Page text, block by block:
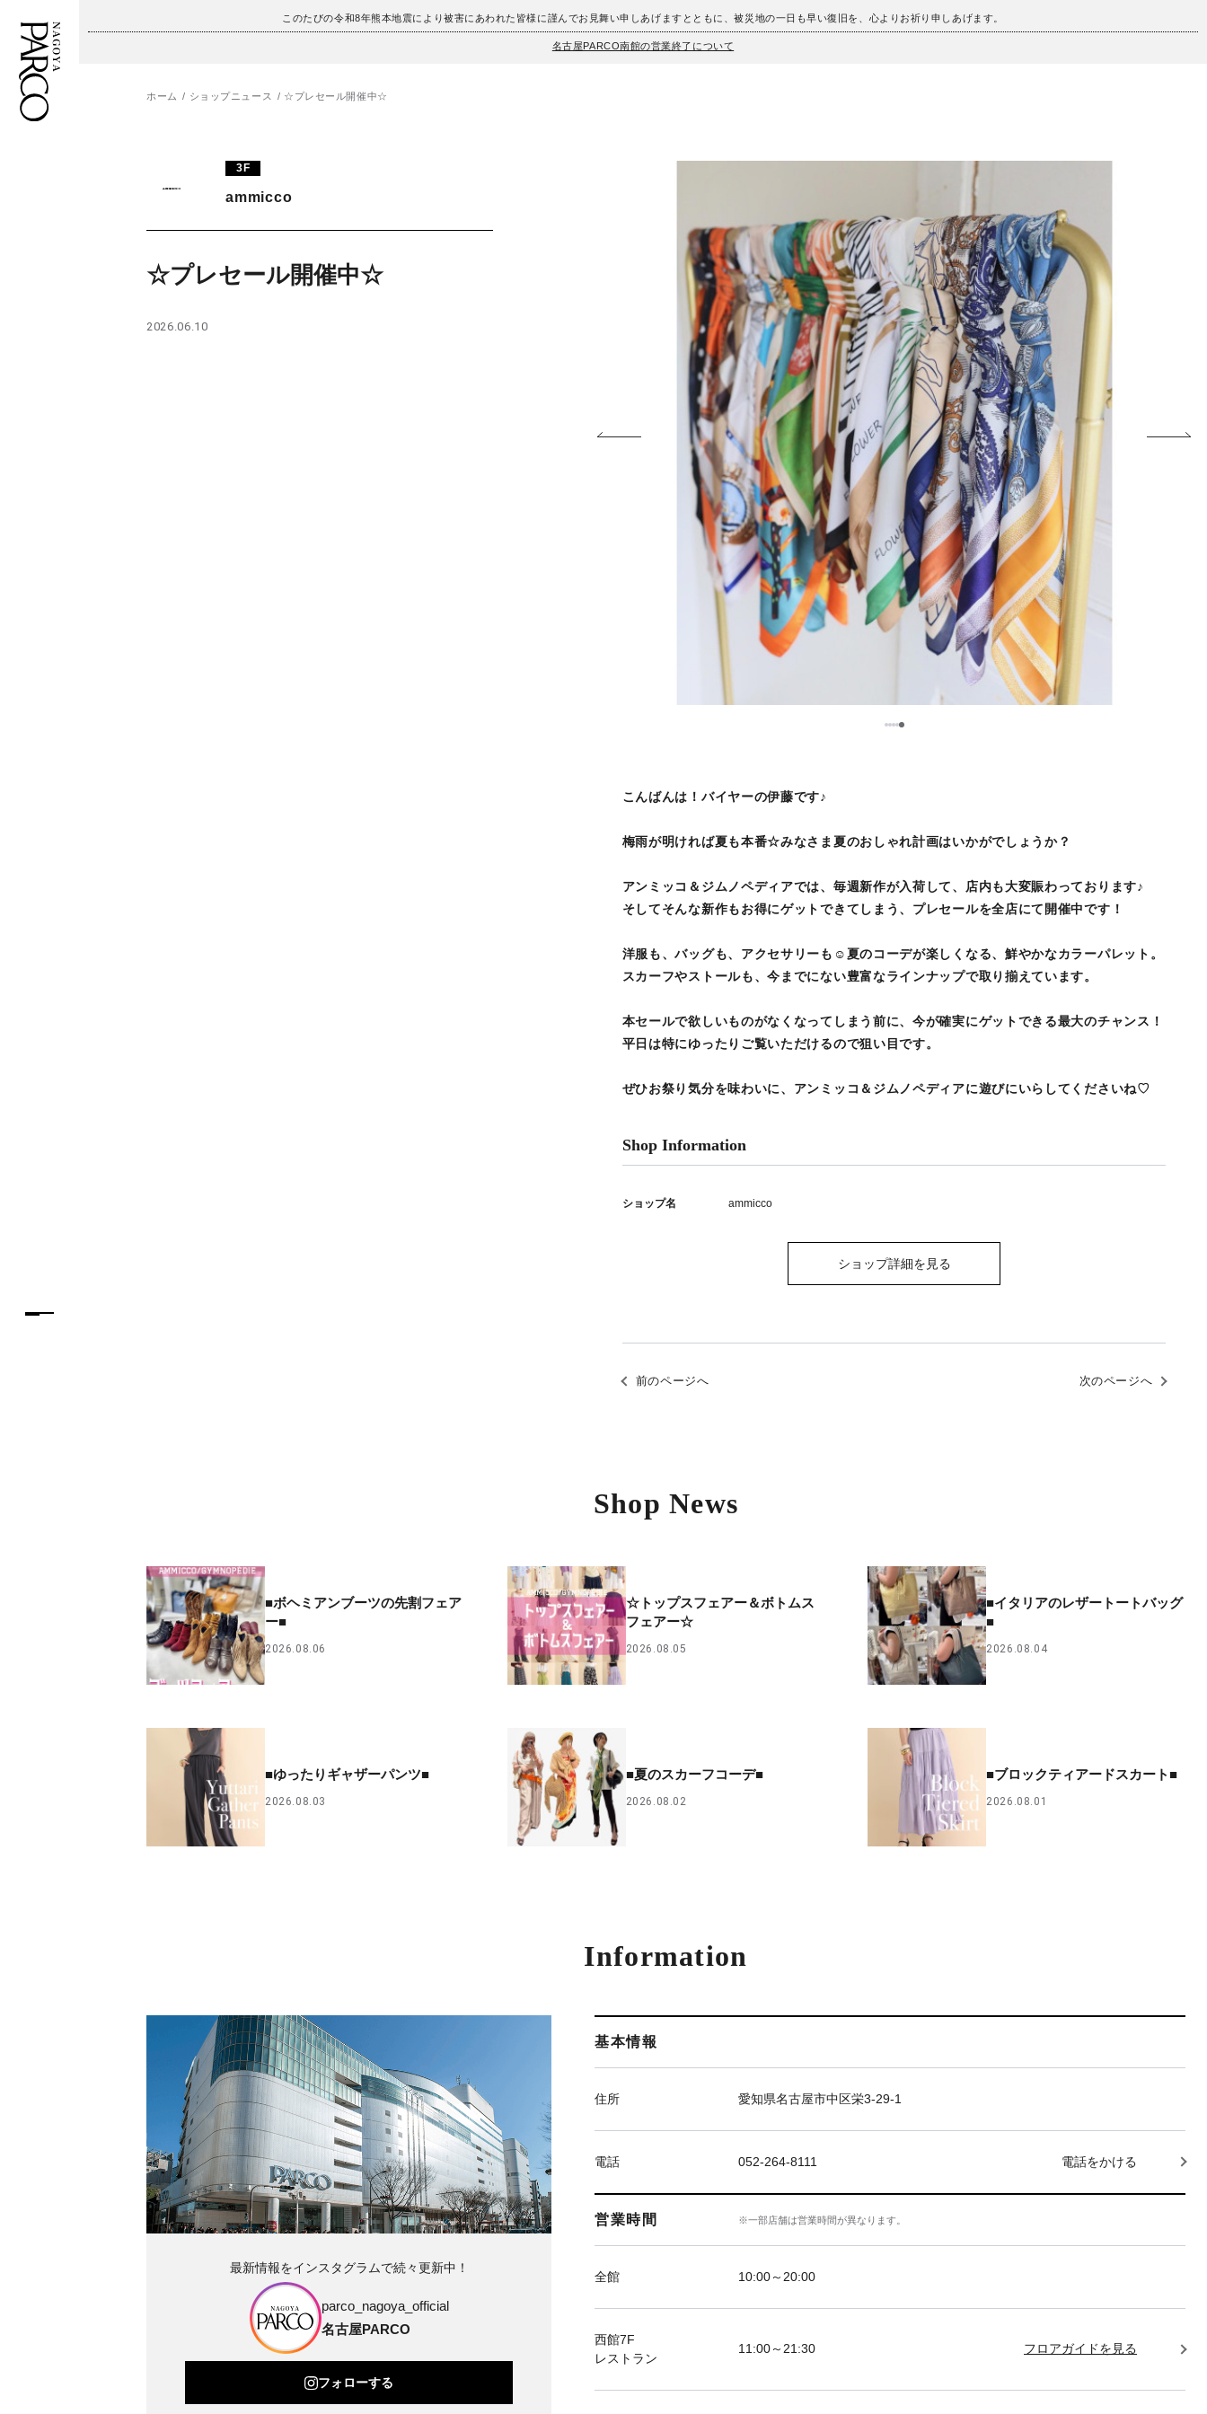
このたびの令和8年熊本地震により被害にあわれた皆様に謹んでお見舞い申しあげますとともに、被災地の一日も早い復旧を、心よりお祈り申しあげます。
名古屋PARCO南館の営業終了について
施設案内・アクセス
ホーム ショップニュース ☆プレセール開催中☆
3F
ammicco
☆プレセール開催中☆
2026.06.10
12345
こんばんは！バイヤーの伊藤です♪
梅雨が明ければ夏も本番☆みなさま夏のおしゃれ計画はいかがでしょうか？
アンミッコ＆ジムノペディアでは、毎週新作が入荷して、店内も大変賑わっております♪
そしてそんな新作もお得にゲットできてしまう、プレセールを全店にて開催中です！
洋服も、バッグも、アクセサリーも☺️夏のコーデが楽しくなる、鮮やかなカラーパレット。
スカーフやストールも、今までにない豊富なラインナップで取り揃えています。
本セールで欲しいものがなくなってしまう前に、今が確実にゲットできる最大のチャンス！
平日は特にゆったりご覧いただけるので狙い目です。
ぜひお祭り気分を味わいに、アンミッコ＆ジムノペディアに遊びにいらしてくださいね♡
Shop Information
ショップ名 ammicco
ショップ詳細を見る
前のページへ 次のページへ
Shop News
■ボヘミアンブーツの先割フェア
ー■
2026.08.06
☆トップスフェアー＆ボトムス
フェアー☆
2026.08.05
■イタリアのレザートートバッグ
■
2026.08.04
■ゆったりギャザーパンツ■
2026.08.03
■夏のスカーフコーデ■
2026.08.02
■ブロックティアードスカート■
2026.08.01
Information
基本情報
住所 愛知県名古屋市中区栄3-29-1
電話 052-264-8111 電話をかける
営業時間 ※一部店舗は営業時間が異なります。
全館 10:00～20:00
西館7F
レストラン
11:00～21:30 フロアガイドを見る
最新情報をインスタグラムで続々更新中！
parco_nagoya_official
名古屋PARCO
フォローする